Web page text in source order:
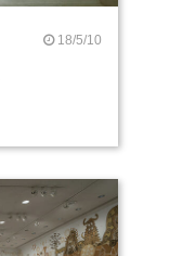
18/5/10